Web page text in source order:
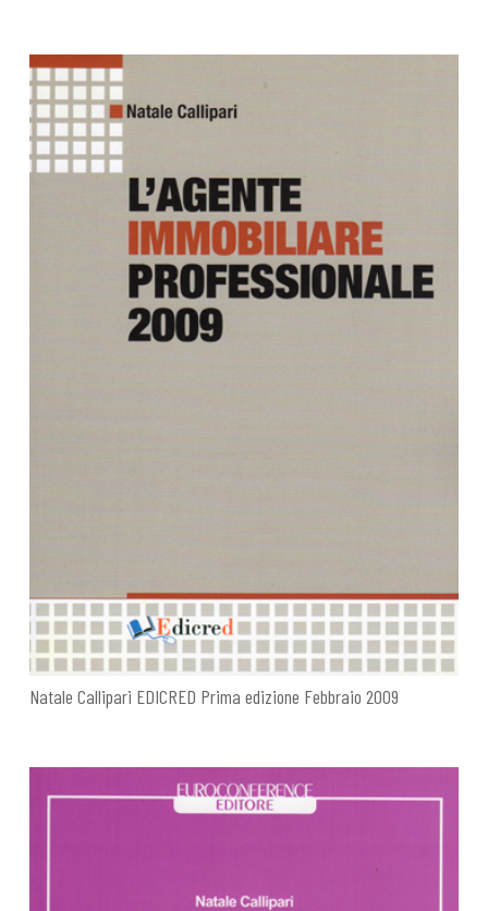
Natale Callipari EDICRED Prima edizione Febbraio 2009